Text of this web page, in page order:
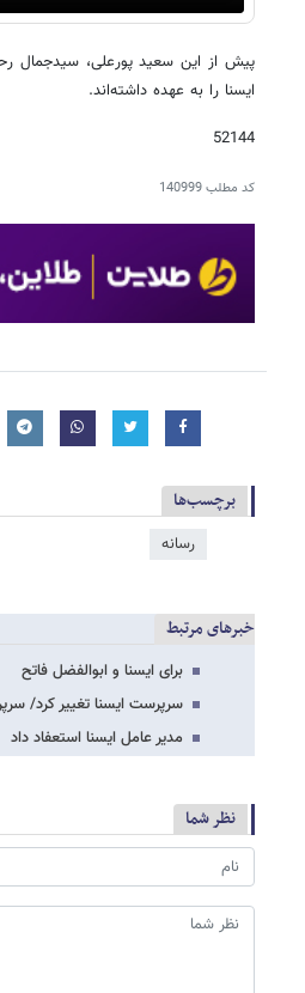
پیش از این سعید پورعلی، سیدجمال
ایسنا را به عهده داشته‌اند.
52144
کد مطلب140999
برچسب‌ها
رسانه
خبرهای مرتبط
برای ایسنا و ابوالفضل فاتح
سرپرست ایسنا تغییر کرد/
مدیر عامل ایسنا استعفاد داد
نظر شما